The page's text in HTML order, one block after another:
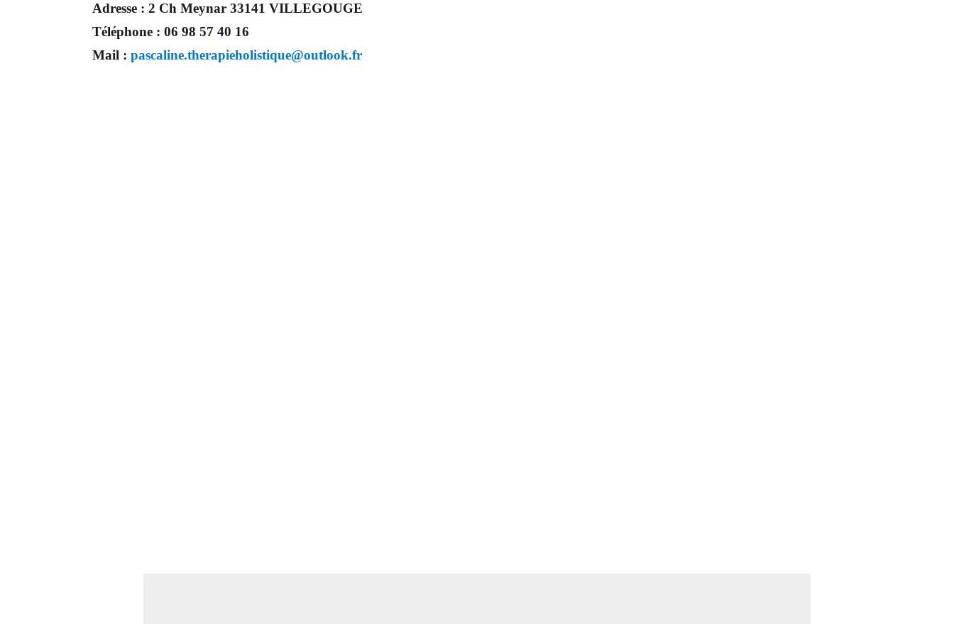
Adresse :2 Ch Meynar 33141 VILLEGOUGE
Téléphone :06 98 57 40 16
Mail :pascaline.therapieholistique@outlook.fr